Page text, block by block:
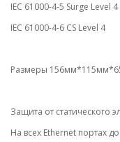
IEC 61000-4-5 Surge Level 4
IEC 61000-4-6 CS Level 4
Размеры
Защита от статического
На всех Ethernet портах